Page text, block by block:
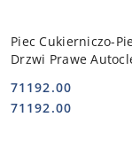
Piec Cukierniczo-
Drzwi Prawe
Cena:
71192.00
Cena:
71192.00